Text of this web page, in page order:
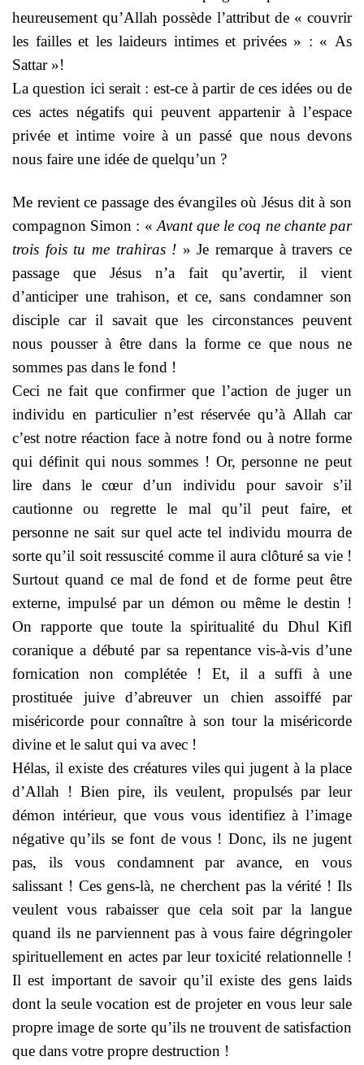
heureusement qu’Allah possède l’attribut de « couvrir
les failles et les laideurs intimes et privées » : « As
Sattar »!
La question ici serait : est-ce à partir de ces idées ou de
ces actes négatifs qui peuvent appartenir à l’espace
privée et intime voire à un passé que nous devons
nous faire une idée de quelqu’un ?
Me revient ce passage des évangiles où Jésus dit à son
compagnon Simon : «Avant que le coq ne chante par
trois fois tu me trahiras ! » Je remarque à travers ce
passage que Jésus n’a fait qu’avertir, il vient
d’anticiper une trahison, et ce, sans condamner son
disciple car il savait que les circonstances peuvent
nous pousser à être dans la forme ce que nous ne
sommes pas dans le fond !
Ceci ne fait que confirmer que l’action de juger un
individu en particulier n’est réservée qu’à Allah car
c’est notre réaction face à notre fond ou à notre forme
qui définit qui nous sommes ! Or, personne ne peut
lire dans le cœur d’un individu pour savoir s’il
cautionne ou regrette le mal qu’il peut faire, et
personne ne sait sur quel acte tel individu mourra de
sorte qu’il soit ressuscité comme il aura clôturé sa vie !
Surtout quand ce mal de fond et de forme peut être
externe, impulsé par un démon ou même le destin !
On rapporte que toute la spiritualité du Dhul Kifl
coranique a débuté par sa repentance vis-à-vis d’une
fornication non complétée ! Et, il a suffi à une
prostituée juive d’abreuver un chien assoiffé par
miséricorde pour connaître à son tour la miséricorde
divine et le salut qui va avec !
Hélas, il existe des créatures viles qui jugent à la place
d’Allah ! Bien pire, ils veulent, propulsés par leur
démon intérieur, que vous vous identifiez à l’image
négative qu’ils se font de vous ! Donc, ils ne jugent
pas, ils vous condamnent par avance, en vous
salissant ! Ces gens-là, ne cherchent pas la vérité ! Ils
veulent vous rabaisser que cela soit par la langue
quand ils ne parviennent pas à vous faire dégringoler
spirituellement en actes par leur toxicité relationnelle !
Il est important de savoir qu’il existe des gens laids
dont la seule vocation est de projeter en vous leur sale
propre image de sorte qu’ils ne trouvent de satisfaction
que dans votre propre destruction !